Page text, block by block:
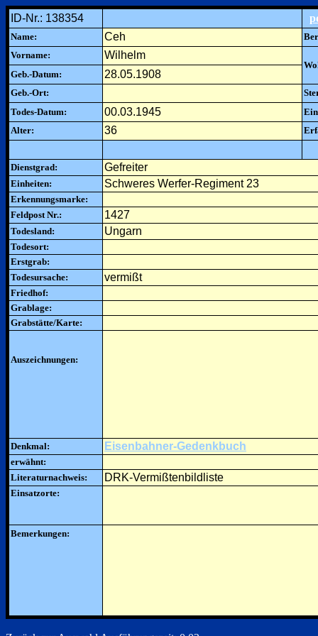
ID-Nr.: 138354
Name: Ceh
Vorname:
Wilhelm
Geb.-Datum:
28.05.1908
Geb.-Ort:
Todes-Datum:
00.03.1945
Alter:
36
Dienstgrad: Gefreiter
Einheiten: Schweres Werfer-Regiment 23
Erkennungsmarke:
Feldpost Nr.:
1427
Todesland: Ungarn
Todesort:
Erstgrab:
Todesursache:
vermißt
Friedhof:
Grablage:
Grabstätte/Karte:
Auszeichnungen:
Denkmal: Eisenbahner-Gedenkbuch
erwähnt:
Literaturnachweis:
DRK-Vermißtenbildliste
Einsatzorte:
Bemerkungen: